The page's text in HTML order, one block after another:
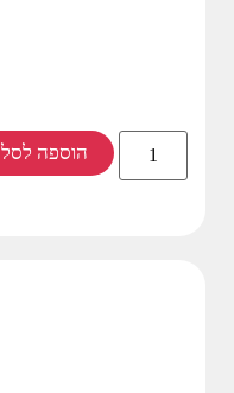
הוספה לסל